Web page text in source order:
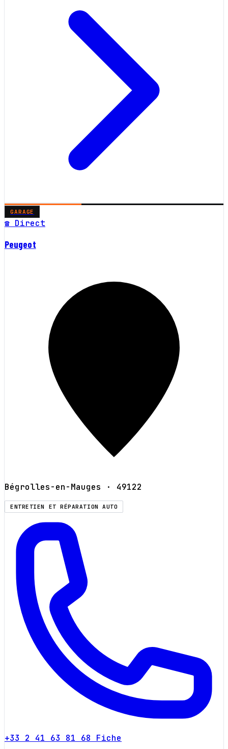
GARAGE
☎ Direct
Peugeot
Bégrolles-en-Mauges · 49122
ENTRETIEN ET RÉPARATION AUTO
+33 2 41 63 81 68 Fiche